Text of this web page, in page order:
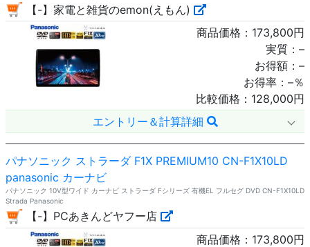
【-】家電と雑貨のemon(えもん)
商品価格： 173,800円
実質： –
お得額： –
お得率： –％
比較価格： 128,000円
エントリー＆計算詳細
パナソニック ストラーダ F1X PREMIUM10 CN-F1X10LD
panasonic カーナビ
パナソニック 10V型ワイド カーナビ ストラーダ Fシリーズ 有機EL フルセグ DVD CN-F1X10LD
Strada Panasonic
【-】PCあきんどヤフー店
商品価格： 173,800円